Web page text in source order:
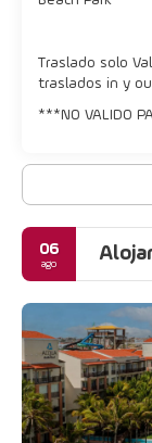
Traslado solo
traslados in y
***NO VALIDO
06
ago